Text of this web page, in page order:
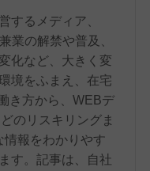
するメディア、
業の解禁や普及、
化など、大きく変
境をふまえ、在宅
き方から、WEBデ
のリスキリングま
報をわかりやす
す。記事は、自社